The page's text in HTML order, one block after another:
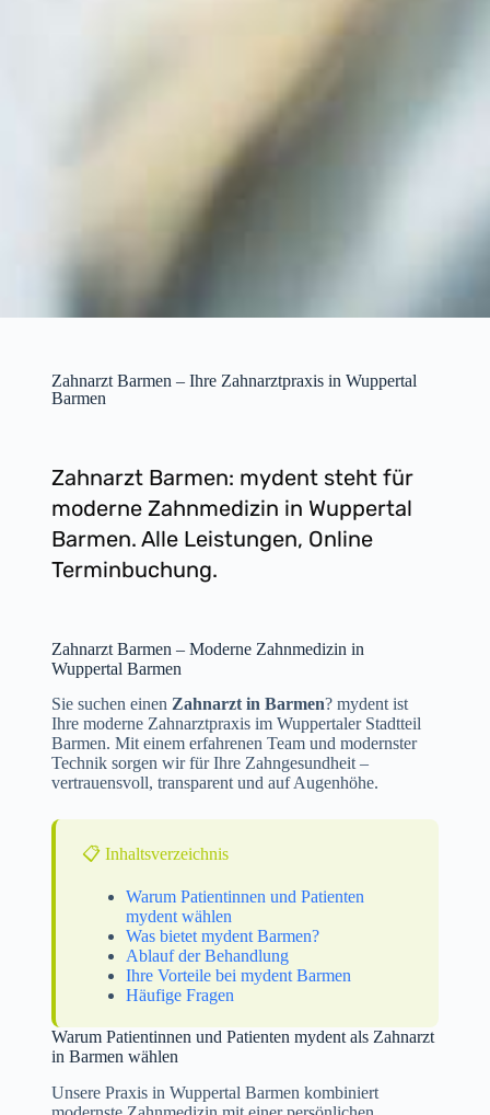
Zahnarzt Barmen – Ihre Zahnarztpraxis in Wuppertal
Barmen
Zahnarzt Barmen: mydent steht für
moderne Zahnmedizin in Wuppertal
Barmen. Alle Leistungen, Online
Terminbuchung.
Zahnarzt Barmen – Moderne Zahnmedizin in
Wuppertal Barmen
Sie suchen einen Zahnarzt in Barmen? mydent ist
Ihre moderne Zahnarztpraxis im Wuppertaler Stadtteil
Barmen. Mit einem erfahrenen Team und modernster
Technik sorgen wir für Ihre Zahngesundheit –
vertrauensvoll, transparent und auf Augenhöhe.
📋 Inhaltsverzeichnis
Warum Patientinnen und Patienten
mydent wählen
Was bietet mydent Barmen?
Ablauf der Behandlung
Ihre Vorteile bei mydent Barmen
Häufige Fragen
Warum Patientinnen und Patienten mydent als Zahnarzt
in Barmen wählen
Unsere Praxis in Wuppertal Barmen kombiniert